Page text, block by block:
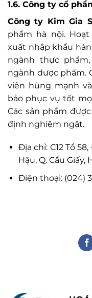
1.6. Công ty cổ
Công ty Kim Gia
phẩm hà nội.
xuất nhập khẩu
ngành thực
ngành dược phẩm.
viên hùng mạnh
bảo phục vụ tốt
Các sản phẩm
định nghiêm ngặt.
Địa chỉ: C12 Tổ
Hậu, Q. Cầu Giấy,
Điện thoại: (024)